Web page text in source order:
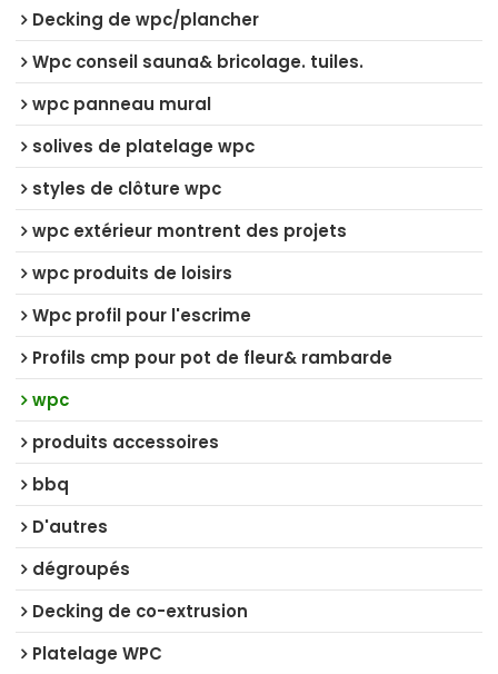
Decking de wpc/plancher
Wpc conseil sauna& bricolage. tuiles.
wpc panneau mural
solives de platelage wpc
styles de clôture wpc
wpc extérieur montrent des projets
wpc produits de loisirs
Wpc profil pour l'escrime
Profils cmp pour pot de fleur& rambarde
wpc
produits accessoires
bbq
D'autres
dégroupés
Decking de co-extrusion
Platelage WPC